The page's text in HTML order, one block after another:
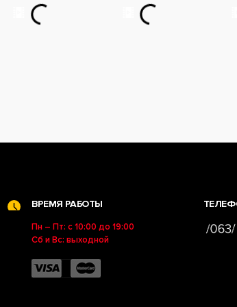
ВРЕМЯ РАБОТЫ
Пн – Пт: с 10:00 до 19:00
Сб и Вс: выходной